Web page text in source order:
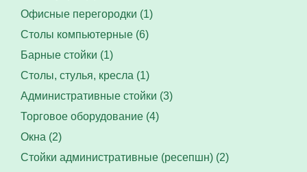
Офисные перегородки (1)
Столы компьютерные (6)
Барные стойки (1)
Столы, стулья, кресла (1)
Административные стойки (3)
Торговое оборудование (4)
Окна (2)
Стойки административные (ресепшн) (2)